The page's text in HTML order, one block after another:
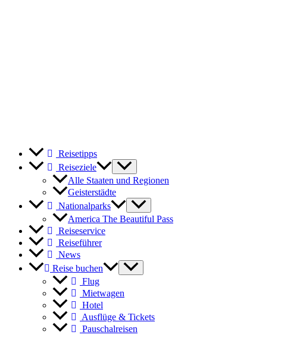
Reisetipps
Reiseziele
Alle Staaten und Regionen
Geisterstädte
Nationalparks
America The Beautiful Pass
Reiseservice
Reiseführer
News
Reise buchen
Flug
Mietwagen
Hotel
Ausflüge & Tickets
Pauschalreisen